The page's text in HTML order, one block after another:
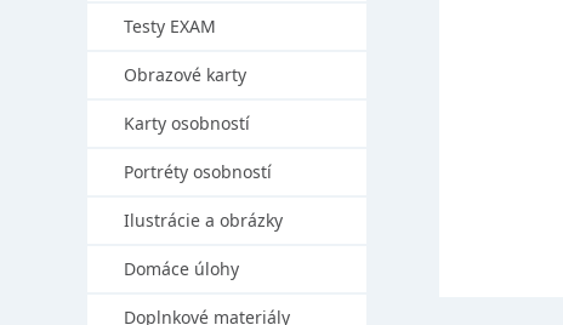
Testy EXAM
Obrazové karty
Karty osobností
Portréty osobností
Ilustrácie a obrázky
Domáce úlohy
Doplnkové materiály